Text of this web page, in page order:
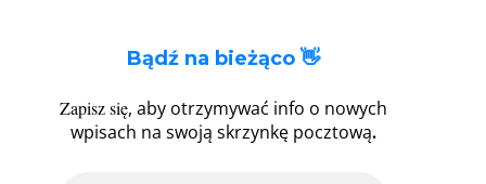
Bądź na bieżąco 👋
Zapisz się, aby otrzymywać info o nowych
wpisach na swoją skrzynkę pocztową.